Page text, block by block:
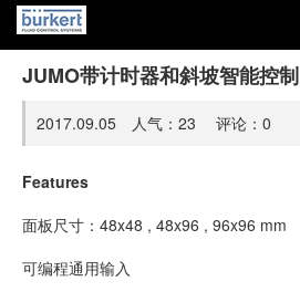
JUMO带计时器和斜坡智能控制
2017.09.05 人气： 23 评论： 0
Features
面板尺寸：48x48 , 48x96 , 96x96 mm
可编程通用输入